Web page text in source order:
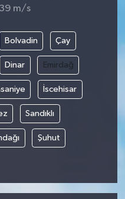
m/s
Bolvadin Çay
Dinar Emirdağ
İscehisar
Sandıklı
Şuhut